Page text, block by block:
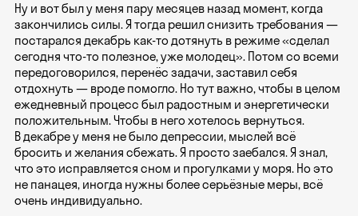
Ну и вот был у меня пару месяцев назад момент, когда
закончились силы. Я тогда решил снизить требования —
постарался декабрь как-то дотянуть в режиме «сделал
сегодня что-то полезное, уже молодец». Потом со всеми
передоговорился, перенёс задачи, заставил себя
отдохнуть — вроде помогло. Но тут важно, чтобы в целом
ежедневный процесс был радостным и энергетически
положительным. Чтобы в него хотелось вернуться.
В декабре у меня не было депрессии, мыслей всё
бросить и желания сбежать. Я просто заебался. Я знал,
что это исправляется сном и прогулками у моря. Но это
не панацея, иногда нужны более серьёзные меры, всё
очень индивидуально.